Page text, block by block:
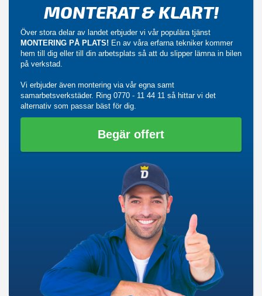
MONTERAT & KLART!
Över stora delar av landet erbjuder vi vår populära tjänst
MONTERING PÅ PLATS! En av våra erfarna tekniker kommer
hem till dig eller till din arbetsplats så att du slipper lämna in bilen
på verkstad.
Vi erbjuder även montering via vår egna samt
samarbetsverkstäder. Ring 0770 - 11 44 11 så hittar vi det
alternativ som passar bäst för dig.
Begär offert